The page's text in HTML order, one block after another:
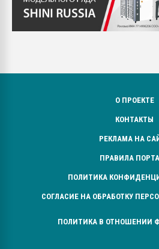
О ПРОЕКТЕ
КОНТАКТЫ
РЕКЛАМА НА
ПРАВИЛА
ПОЛИТИКА
СОГЛАСИЕ НА ОБРАБОТКУ
ПОЛИТИКА В ОТНОШЕНИИ